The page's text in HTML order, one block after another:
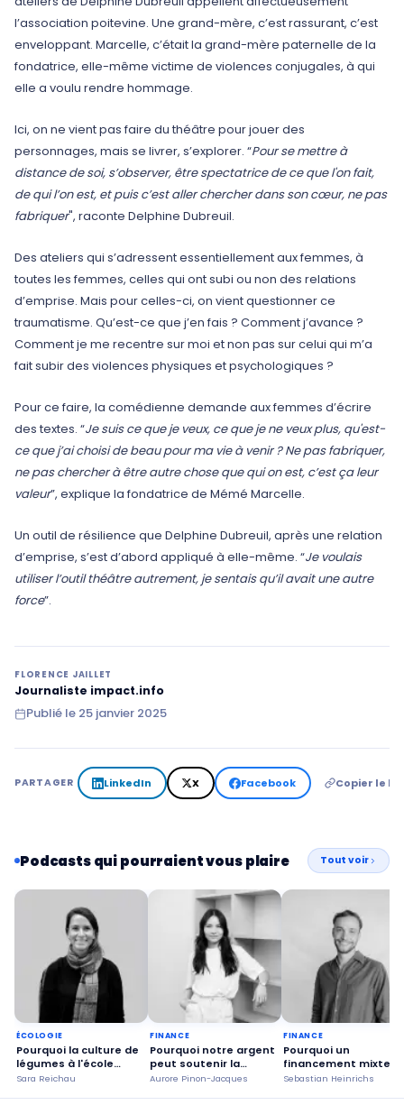
l’association poitevine. Une grand-mère, c’est rassurant, c’est
enveloppant. Marcelle, c’était la grand-mère paternelle de la
fondatrice, elle-même victime de violences conjugales, à qui
elle a voulu rendre hommage.
Ici, on ne vient pas faire du théâtre pour jouer des
personnages, mais se livrer, s’explorer. “Pour se mettre à
distance de soi, s’observer, être spectatrice de ce que l'on fait,
de qui l’on est, et puis c’est aller chercher dans son cœur, ne pas
fabriquer", raconte Delphine Dubreuil.
Des ateliers qui s’adressent essentiellement aux femmes, à
toutes les femmes, celles qui ont subi ou non des relations
d’emprise. Mais pour celles-ci, on vient questionner ce
traumatisme. Qu’est-ce que j’en fais ? Comment j’avance ?
Comment je me recentre sur moi et non pas sur celui qui m’a
fait subir des violences physiques et psychologiques ?
Pour ce faire, la comédienne demande aux femmes d’écrire
des textes. “Je suis ce que je veux, ce que je ne veux plus, qu'est-
ce que j’ai choisi de beau pour ma vie à venir ? Ne pas fabriquer,
ne pas chercher à être autre chose que qui on est, c’est ça leur
valeur”, explique la fondatrice de Mémé Marcelle.
Un outil de résilience que Delphine Dubreuil, après une relation
d’emprise, s’est d’abord appliqué à elle-même. “Je voulais
utiliser l’outil théâtre autrement, je sentais qu’il avait une autre
force”.
FLORENCE JAILLET
Journaliste impact.info
Publié le 25 janvier 2025
PARTAGER LinkedIn X Facebook Copier le
Podcasts qui pourraient vous plaire Tout voir
ÉCOLOGIE
Pourquoi la culture de
légumes à l'école
rend-elle la société
Sara Reichau
FINANCE
Pourquoi notre argent
peut soutenir la
transition écologique ?
Aurore Pinon-Jacques
FINANCE
Pourquoi un
financement mixte
public et privé est-il
Sebastian Heinrichs